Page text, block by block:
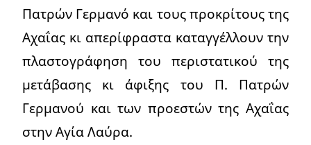
Πατρών Γερμανό και τους προκρίτους της
Αχαΐας κι απερίφραστα καταγγέλλουν την
πλαστογράφηση του περιστατικού της
μετάβασης κι άφιξης του Π. Πατρών
Γερμανού και των προεστών της Αχαΐας
στην Αγία Λαύρα.